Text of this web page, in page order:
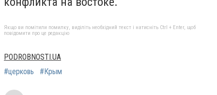
Якщо ви помітили помилку, виділіть необхідний текст і натисніть Ctrl + Enter, щоб
повідомити про це редакцію
PODROBNOSTI.UA
#церковь
#Крым